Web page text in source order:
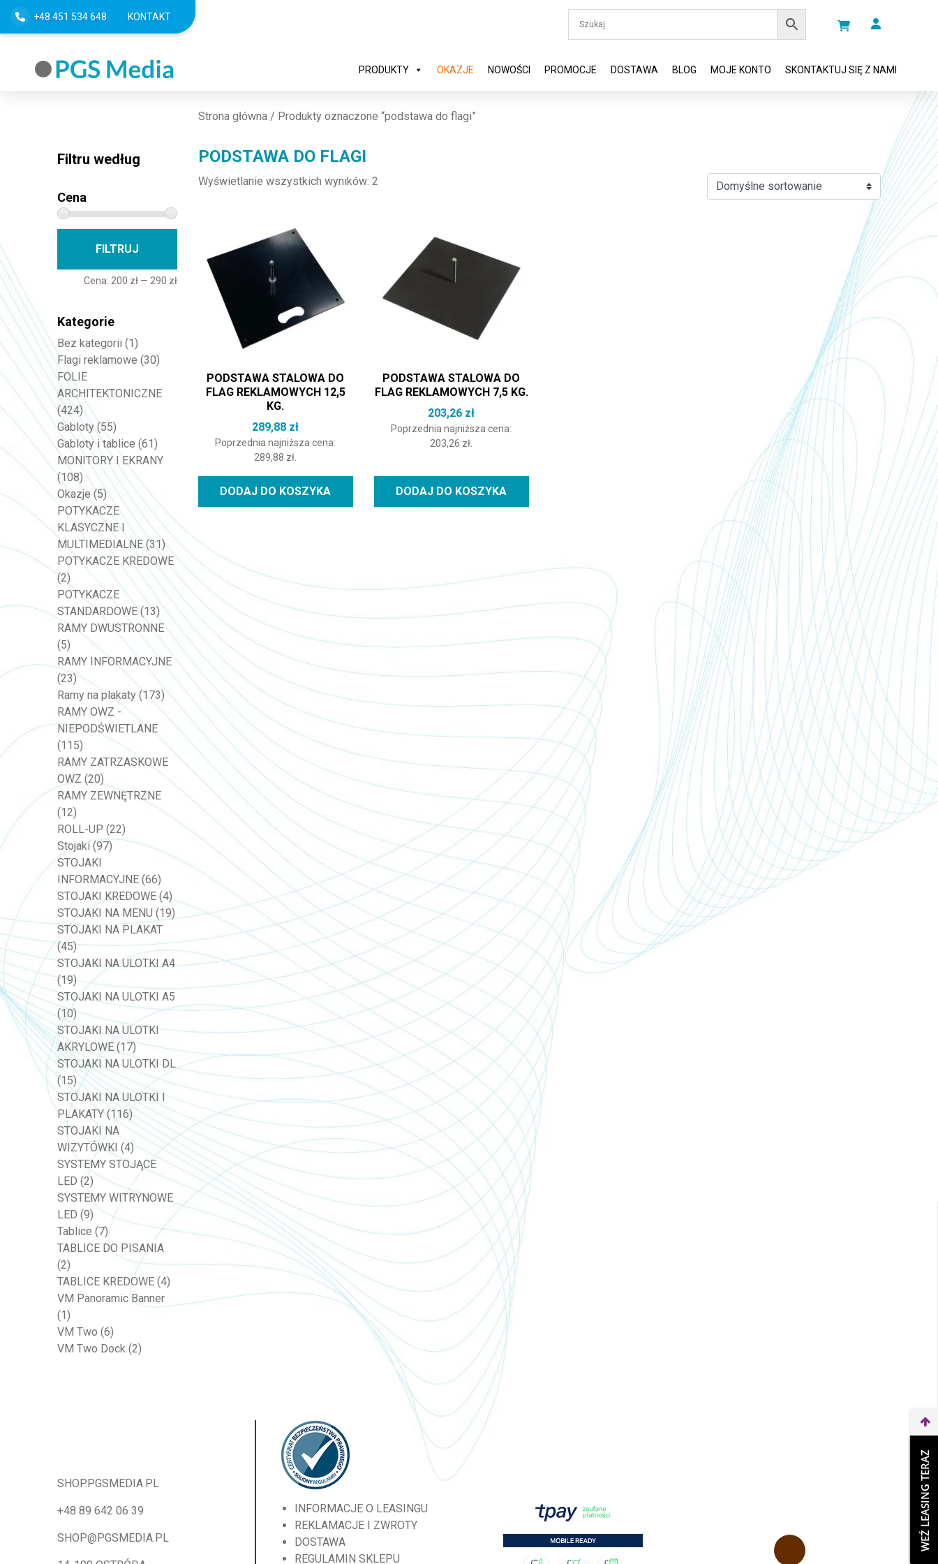
+48 451 534 648 KONTAKT
PRODUKTY OKAZJE NOWOŚCI PROMOCJE DOSTAWA BLOG MOJE KONTO SKONTAKTUJ SIĘ Z NAMI
Filtru według
Cena
FILTRUJ
Cena: 200 zł— 290 zł
Kategorie
Bez kategorii (1)
Flagi reklamowe (30)
FOLIE
ARCHITEKTONICZNE
(424)
Gabloty (55)
Gabloty i tablice (61)
MONITORY I EKRANY
(108)
Okazje (5)
POTYKACZE
KLASYCZNE I
MULTIMEDIALNE (31)
POTYKACZE KREDOWE
(2)
POTYKACZE
STANDARDOWE (13)
RAMY DWUSTRONNE
(5)
RAMY INFORMACYJNE
(23)
Ramy na plakaty (173)
RAMY OWZ -
NIEPODŚWIETLANE
(115)
RAMY ZATRZASKOWE
OWZ (20)
RAMY ZEWNĘTRZNE
(12)
ROLL-UP (22)
Stojaki (97)
STOJAKI
INFORMACYJNE (66)
STOJAKI KREDOWE (4)
STOJAKI NA MENU (19)
STOJAKI NA PLAKAT
(45)
STOJAKI NA ULOTKI A4
(19)
STOJAKI NA ULOTKI A5
(10)
STOJAKI NA ULOTKI
AKRYLOWE (17)
STOJAKI NA ULOTKI DL
(15)
STOJAKI NA ULOTKI I
PLAKATY (116)
STOJAKI NA
WIZYTÓWKI (4)
SYSTEMY STOJĄCE
LED (2)
SYSTEMY WITRYNOWE
LED (9)
Tablice (7)
TABLICE DO PISANIA
(2)
TABLICE KREDOWE (4)
VM Panoramic Banner
(1)
VM Two (6)
VM Two Dock (2)
Strona główna/ Produkty oznaczone “podstawa do flagi”
PODSTAWA DO FLAGI
Wyświetlanie wszystkich wyników: 2
PODSTAWA STALOWA DO
FLAG REKLAMOWYCH 12,5
KG.
289,88 zł
Poprzednia najniższa cena:
289,88 zł
DODAJ DO KOSZYKA
PODSTAWA STALOWA DO
FLAG REKLAMOWYCH 7,5 KG.
203,26 zł
Poprzednia najniższa cena:
203,26 zł
DODAJ DO KOSZYKA
SHOP.PGSMEDIA.PL
+48 89 642 06 39
SHOP@PGSMEDIA.PL
INFORMACJE O LEASINGU
REKLAMACJE I ZWROTY
DOSTAWA
REGULAMIN SKLEPU
WEŹ LEASING TERAZ